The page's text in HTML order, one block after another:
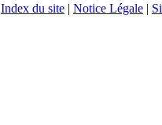
Index du site | Notice Légale |